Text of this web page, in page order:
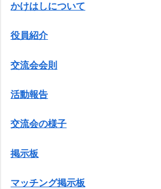
かけはしについて
役員紹介
交流会会則
活動報告
交流会の様子
掲示板
マッチング掲示板